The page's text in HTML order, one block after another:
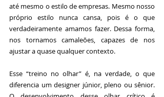
até mesmo o estilo de empresas. Mesmo nosso
próprio estilo nunca cansa, pois é o que
verdadeiramente amamos fazer. Dessa forma,
nos tornamos camaleões, capazes de nos
ajustar a quase qualquer contexto.
Esse “treino no olhar” é, na verdade, o que
diferencia um designer júnior, pleno ou sênior.